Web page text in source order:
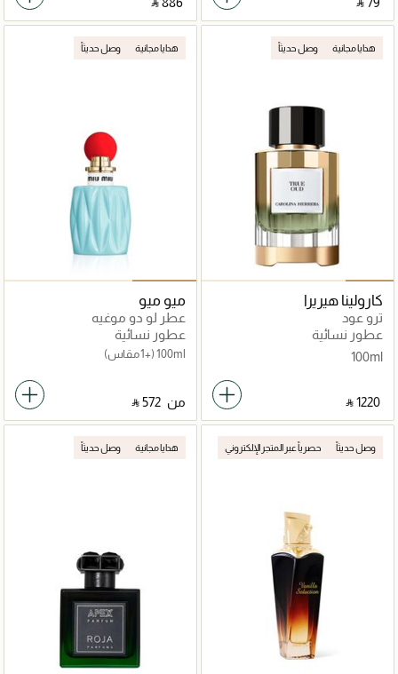
هدايا مجانية وصل حديثاً
كارولينا هيريرا
ترو عود
عطور نسائية
100ml
‎ ⃁ ⁦1220⁩ ‎
هدايا مجانية وصل حديثاً
ميو ميو
عطر لو دو موغيه
عطور نسائية
100ml (+1 مقاس)
من ‎ ⃁ ⁦572⁩ ‎
وصل حديثاً حصرياً عبر المتجر الإلكتروني هدايا مجانية وصل حديثاً